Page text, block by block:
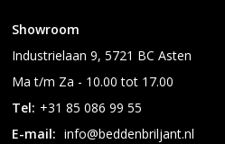
Showroom
Industrielaan 9, 5721 BC Asten
Ma t/m Za - 10.00 tot 17.00
Tel: +31 85 086 99 55
E-mail: info@beddenbriljant.nl